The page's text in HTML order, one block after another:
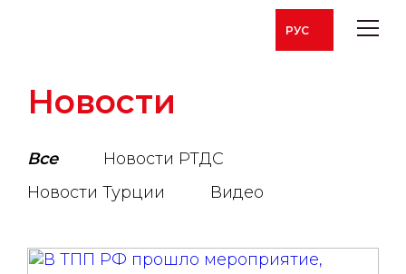
РУС
Новости
Все
Новости РТДС
Новости Турции
Видео